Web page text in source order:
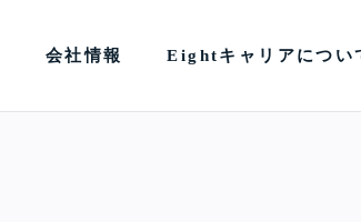
会社情報 Eightキャリアについ